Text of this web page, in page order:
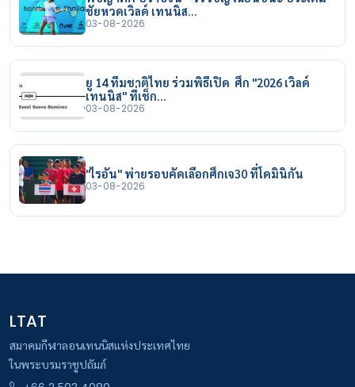
ชัยหวดเวิลด์ เทนนิส…
03-08-2026
ยู 14 ทีมชาติไทย ร่วมพิธีเปิด ศึก "2026 เวิลด์
เทนนิส" ที่เช็ก…
03-08-2026
"ไรอัน" พ่ายรอบคัดเลือกศึกเจ30 ที่โดมินิกัน
03-08-2026
LTAT
สมาคมกีฬาลอนเทนนิสแห่งประเทศไทย
ในพระบรมราชูปถัมภ์